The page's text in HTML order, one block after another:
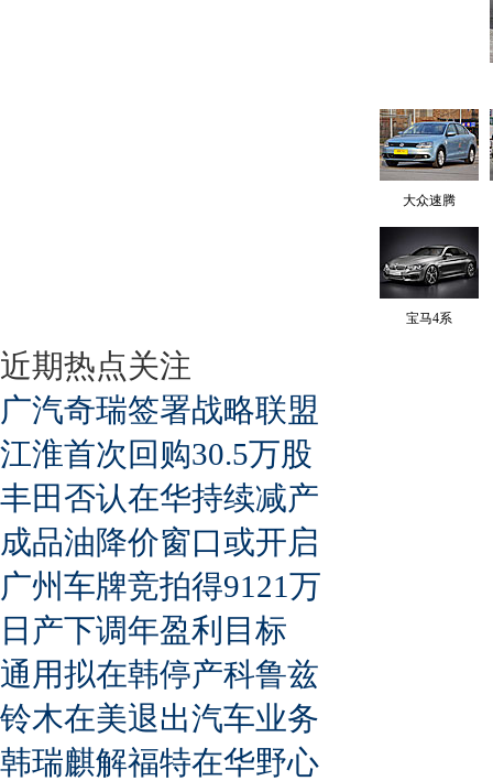
大众速腾
宝马4系
近期热点关注
广汽奇瑞签署战略联盟
江淮首次回购30.5万股
丰田否认在华持续减产
成品油降价窗口或开启
广州车牌竞拍得9121万
日产下调年盈利目标
通用拟在韩停产科鲁兹
铃木在美退出汽车业务
韩瑞麒解福特在华野心